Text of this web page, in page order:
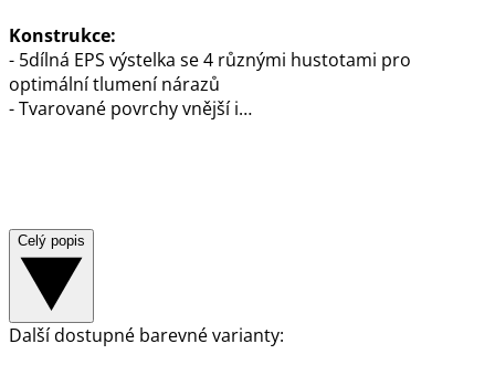
Konstrukce:
- 5dílná EPS výstelka se 4 různými hustotami pro
optimální tlumení nárazů
- Tvarované povrchy vnější i…
Celý popis
Další dostupné barevné varianty: